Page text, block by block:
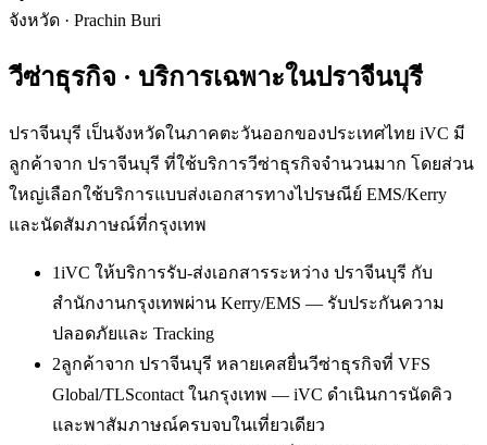
จังหวัด · Prachin Buri
วีซ่าธุรกิจ · บริการเฉพาะในปราจีนบุรี
ปราจีนบุรี เป็นจังหวัดในภาคตะวันออกของประเทศไทย iVC มี
ลูกค้าจาก ปราจีนบุรี ที่ใช้บริการวีซ่าธุรกิจจำนวนมาก โดยส่วน
ใหญ่เลือกใช้บริการแบบส่งเอกสารทางไปรษณีย์ EMS/Kerry
และนัดสัมภาษณ์ที่กรุงเทพ
1iVC ให้บริการรับ-ส่งเอกสารระหว่าง ปราจีนบุรี กับ
สำนักงานกรุงเทพผ่าน Kerry/EMS — รับประกันความ
ปลอดภัยและ Tracking
2ลูกค้าจาก ปราจีนบุรี หลายเคสยื่นวีซ่าธุรกิจที่ VFS
Global/TLScontact ในกรุงเทพ — iVC ดำเนินการนัดคิว
และพาสัมภาษณ์ครบจบในเที่ยวเดียว